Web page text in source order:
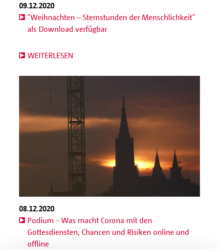
09.12.2020
"Weihnachten – Sternstunden der Menschlichkeit"
als Download verfügbar
WEITERLESEN
08.12.2020
Podium - Was macht Corona mit den
Gottesdiensten, Chancen und Risiken online und
offline